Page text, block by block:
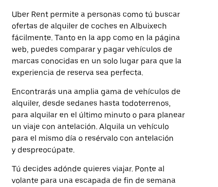
Uber Rent permite a personas como tú buscar
ofertas de alquiler de coches en Albuixech
fácilmente. Tanto en la app como en la página
web, puedes comparar y pagar vehículos de
marcas conocidas en un solo lugar para que la
experiencia de reserva sea perfecta.
Encontrarás una amplia gama de vehículos de
alquiler, desde sedanes hasta todoterrenos,
para alquilar en el último minuto o para planear
un viaje con antelación. Alquila un vehículo
para el mismo día o resérvalo con antelación
y despreocúpate.
Tú decides adónde quieres viajar. Ponte al
volante para una escapada de fin de semana